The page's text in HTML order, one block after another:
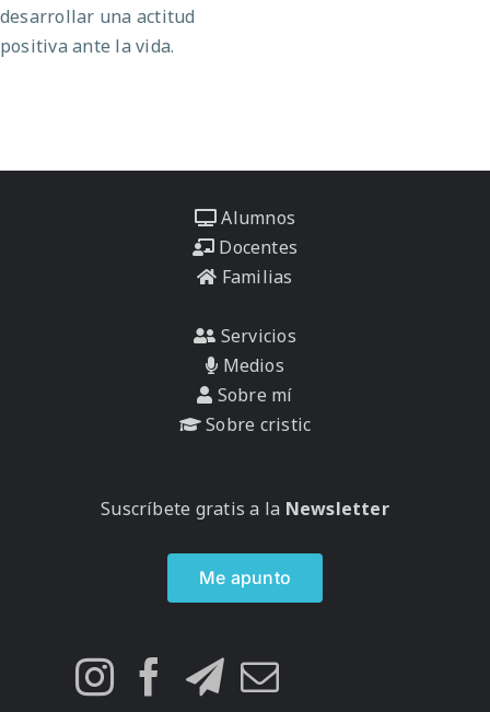
desarrollar una actitud
positiva ante la vida.
Alumnos
Docentes
Familias
Servicios
Medios
Sobre mí
Sobre cristic
Suscríbete gratis a la Newsletter
Me apunto